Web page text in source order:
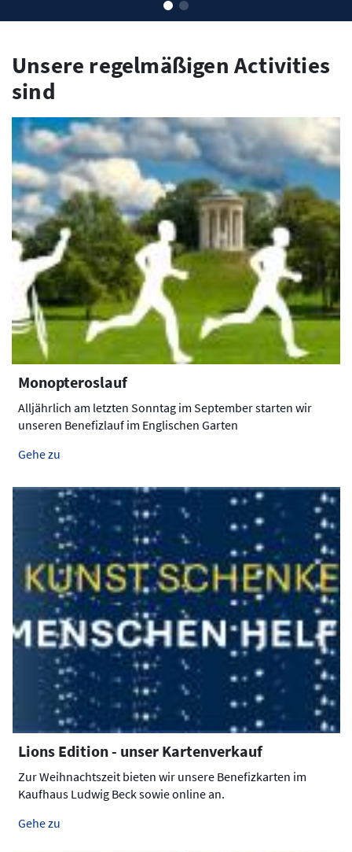
Unsere regelmäßigen Activities
sind
Monopteroslauf
Alljährlich am letzten Sonntag im September starten wir
unseren Benefizlauf im Englischen Garten
Gehe zu
Lions Edition - unser Kartenverkauf
Zur Weihnachtszeit bieten wir unsere Benefizkarten im
Kaufhaus Ludwig Beck sowie online an.
Gehe zu